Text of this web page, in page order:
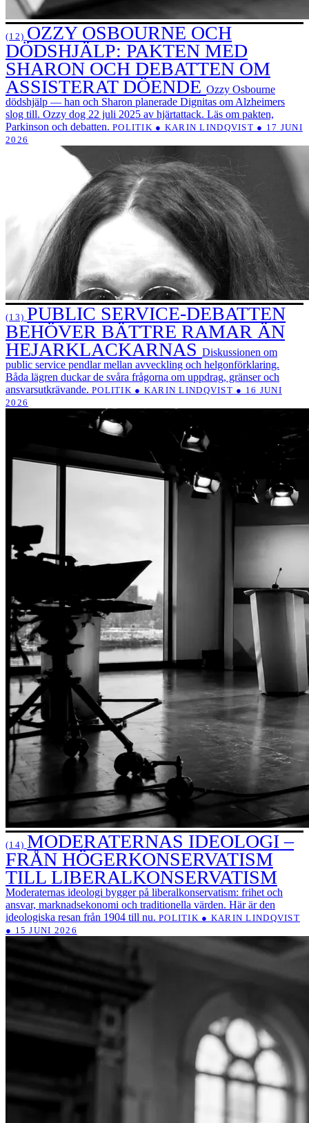
(12) OZZY OSBOURNE OCH
DÖDSHJÄLP: PAKTEN MED
SHARON OCH DEBATTEN OM
ASSISTERAT DÖENDE Ozzy Osbourne
dödshjälp — han och Sharon planerade Dignitas om Alzheimers
slog till. Ozzy dog 22 juli 2025 av hjärtattack. Läs om pakten,
Parkinson och debatten. POLITIK ● KARIN LINDQVIST ● 17 JUNI
2026
(13) PUBLIC SERVICE-DEBATTEN
BEHÖVER BÄTTRE RAMAR ÄN
HEJARKLACKARNAS Diskussionen om
public service pendlar mellan avveckling och helgonförklaring.
Båda lägren duckar de svåra frågorna om uppdrag, gränser och
ansvarsutkrävande. POLITIK ● KARIN LINDQVIST ● 16 JUNI
2026
(14) MODERATERNAS IDEOLOGI –
FRÅN HÖGERKONSERVATISM
TILL LIBERALKONSERVATISM
Moderaternas ideologi bygger på liberalkonservatism: frihet och
ansvar, marknadsekonomi och traditionella värden. Här är den
ideologiska resan från 1904 till nu. POLITIK ● KARIN LINDQVIST
● 15 JUNI 2026